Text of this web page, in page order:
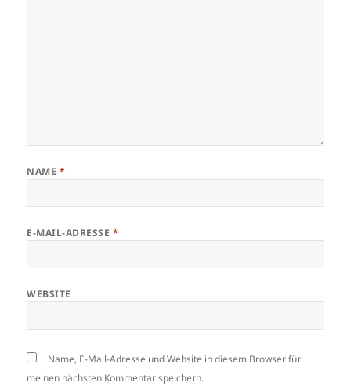
NAME *
E-MAIL-ADRESSE *
WEBSITE
Name, E-Mail-Adresse und Website in diesem Browser für
meinen nächsten Kommentar speichern.